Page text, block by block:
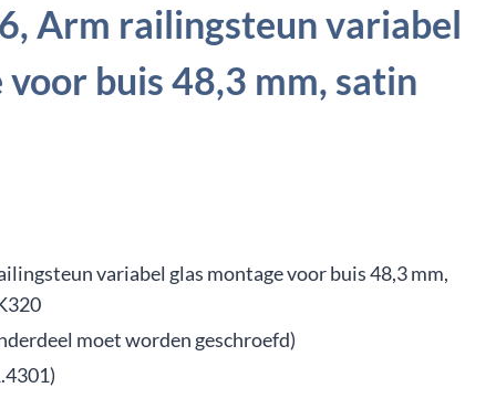
Arm railingsteun variabel
voor buis 48,3 mm, satin
variabel glas montage voor buis 48,3 mm,
moet worden geschroefd)